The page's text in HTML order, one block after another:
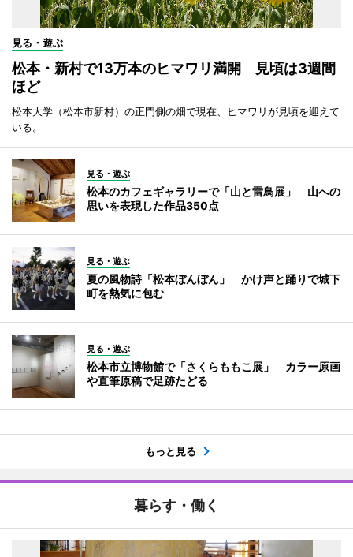
見る・遊ぶ
松本・新村で13万本のヒマワリ満開 見頃は3週間
ほど
松本大学（松本市新村）の正門側の畑で現在、ヒマワリが見頃を迎えて
いる。
見る・遊ぶ
松本のカフェギャラリーで「山と雷鳥展」 山への
思いを表現した作品350点
見る・遊ぶ
夏の風物詩「松本ぼんぼん」 かけ声と踊りで城下
町を熱気に包む
見る・遊ぶ
松本市立博物館で「さくらももこ展」 カラー原画
や直筆原稿で足跡たどる
もっと見る
暮らす・働く